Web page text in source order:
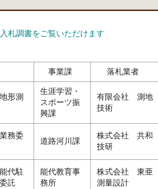
札調書をご覧いただけます
事業課 落札業者
形測
生涯学習・
スポーツ振
興課
有限会社 測地
技術
務委
道路河川課
株式会社 共和
技研
代駐
託
能代教育事
務所
株式会社 東亜
測量設計